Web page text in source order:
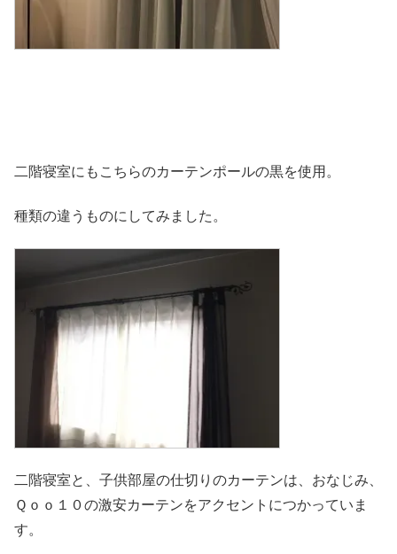
二階寝室にもこちらのカーテンポールの黒を使用。
種類の違うものにしてみました。
二階寝室と、子供部屋の仕切りのカーテンは、おなじみ、
Ｑｏｏ１０の激安カーテンをアクセントにつかっていま
す。